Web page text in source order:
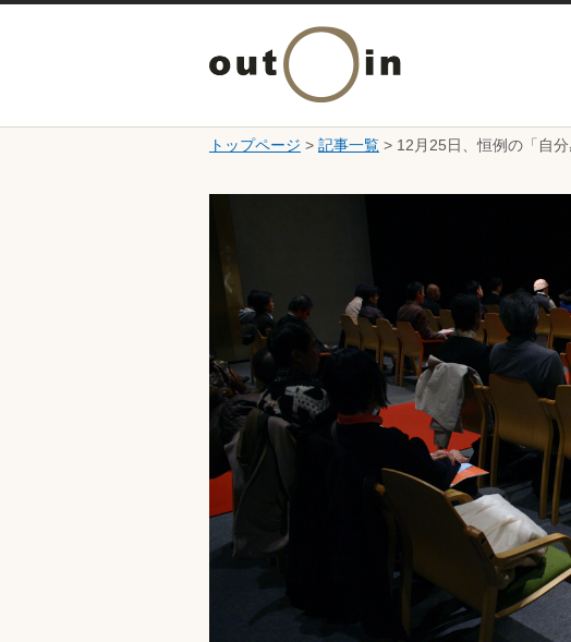
トップページ > 記事一覧 > 12月25日、恒例の「自